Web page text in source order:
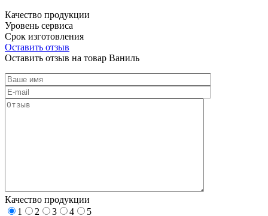
Качество продукции
Уровень сервиса
Срок изготовления
Оставить отзыв
Оставить отзыв на товар Ваниль
Качество продукции
1
2 3 4
5